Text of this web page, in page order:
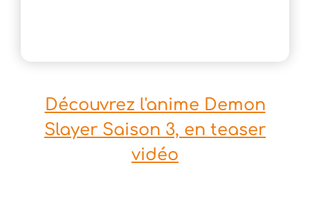
Découvrez l'anime Demon
Slayer Saison 3, en teaser
vidéo